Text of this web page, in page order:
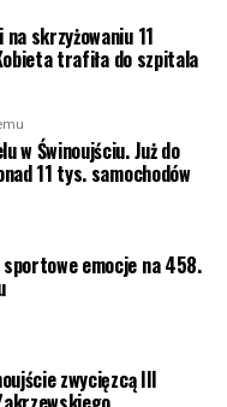
skrzyżowaniu 11
trafiła do szpitala
w Świnoujściu. Już do
11 tys. samochodów
emocje na 458.
zwycięzcą III